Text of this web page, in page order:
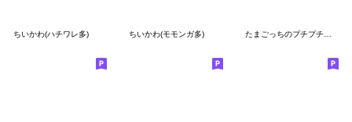
ちいかわ(ハチワレ多) ちいかわ(モモンガ多) たまごっちのプチプチおみせっち